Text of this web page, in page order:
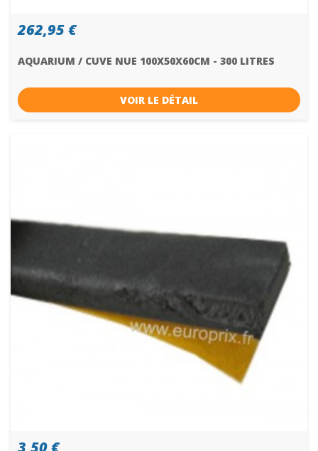
262,95 €
AQUARIUM / CUVE NUE 100X50X60CM - 300 LITRES
VOIR LE DÉTAIL